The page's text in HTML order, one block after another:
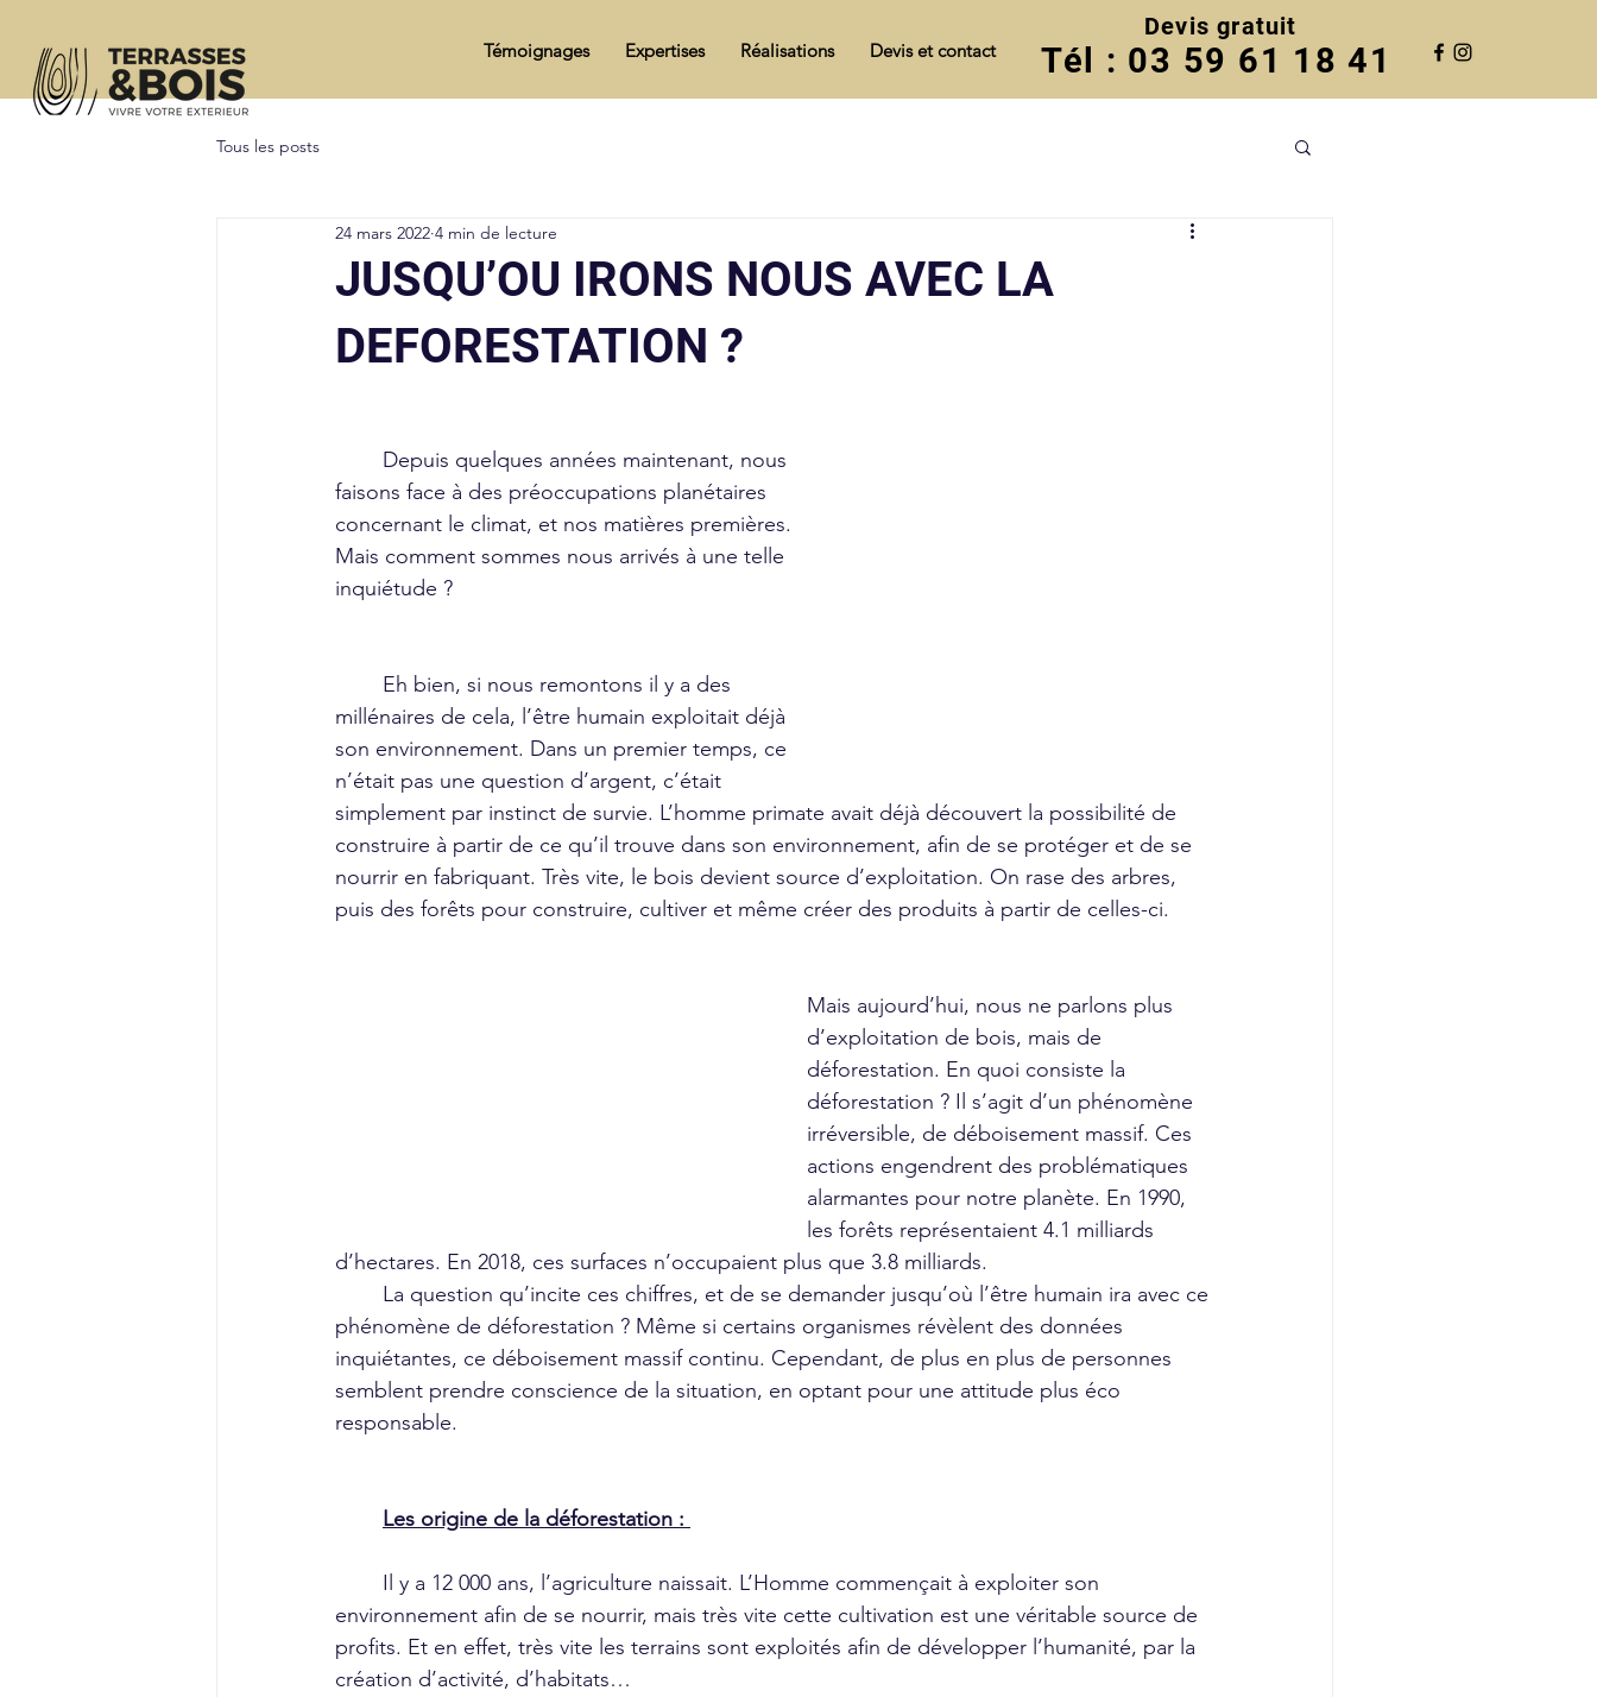
Témoignages Expertises Réalisations Devis et contact
Devis gratuit
Tél : 03 59 61 18 41
Tous les posts
JUSQU’OU IRONS NOUS AVEC LA
DEFORESTATION ?
24 mars 2022 4 min de lecture
faisons face à des préoccupations planétaires
concernant le climat, et nos matières premières.
Mais comment sommes nous arrivés à une telle
inquiétude ?
millénaires de cela, l’être humain exploitait déjà
son environnement. Dans un premier temps, ce
n’était pas une question d’argent, c’était
simplement par instinct de survie. L’homme primate avait déjà découvert la possibilité de
construire à partir de ce qu’il trouve dans son environnement, afin de se protéger et de se
nourrir en fabriquant. Très vite, le bois devient source d’exploitation. On rase des arbres,
puis des forêts pour construire, cultiver et même créer des produits à partir de celles-ci.
Mais aujourd’hui, nous ne parlons plus
d’exploitation de bois, mais de
déforestation. En quoi consiste la
déforestation ? Il s’agit d’un phénomène
irréversible, de déboisement massif. Ces
actions engendrent des problématiques
alarmantes pour notre planète. En 1990,
les forêts représentaient 4.1 milliards
d’hectares. En 2018, ces surfaces n’occupaient plus que 3.8 milliards.
phénomène de déforestation ? Même si certains organismes révèlent des données
inquiétantes, ce déboisement massif continu. Cependant, de plus en plus de personnes
semblent prendre conscience de la situation, en optant pour une attitude plus éco
responsable.
Les origine de la déforestation :
environnement afin de se nourrir, mais très vite cette cultivation est une véritable source de
profits. Et en effet, très vite les terrains sont exploités afin de développer l’humanité, par la
création d’activité, d’habitats…